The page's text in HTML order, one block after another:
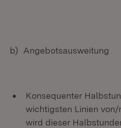
b) Angebotsausweitung
Konsequenter
wichtigsten Linien
wird dieser